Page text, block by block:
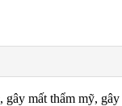
gây mất thẩm mỹ, gây